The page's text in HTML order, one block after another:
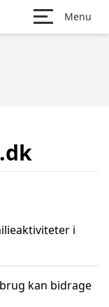
Menu
i
kan bidrage